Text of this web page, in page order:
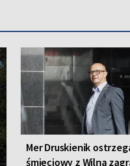
Mer Druskienik
śmieciowy z Wilna